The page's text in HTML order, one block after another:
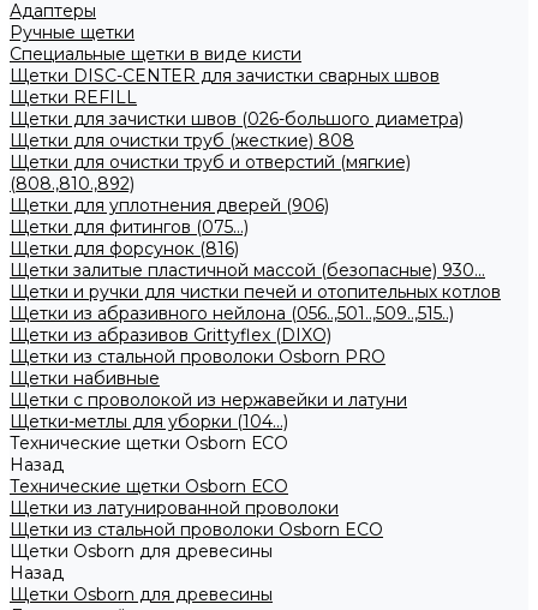
Адаптеры
Ручные щетки
Специальные щетки в виде кисти
Щетки DISC-CENTER для зачистки сварных швов
Щетки REFILL
Щетки для зачистки швов (026-большого диаметра)
Щетки для очистки труб (жесткие) 808
Щетки для очистки труб и отверстий (мягкие)
(808.,810.,892)
Щетки для уплотнения дверей (906)
Щетки для фитингов (075...)
Щетки для форсунок (816)
Щетки залитые пластичной массой (безопасные) 930...
Щетки и ручки для чистки печей и отопительных котлов
Щетки из абразивного нейлона (056..,501..,509..,515..)
Щетки из абразивов Grittyflex (DIXO)
Щетки из стальной проволоки Osborn PRO
Щетки набивные
Щетки с проволокой из нержавейки и латуни
Щетки-метлы для уборки (104...)
Технические щетки Osborn ЕСО
Назад
Технические щетки Osborn ЕСО
Щетки из латунированной проволоки
Щетки из стальной проволоки Osborn ECO
Щетки Osborn для древесины
Назад
Щетки Osborn для древесины